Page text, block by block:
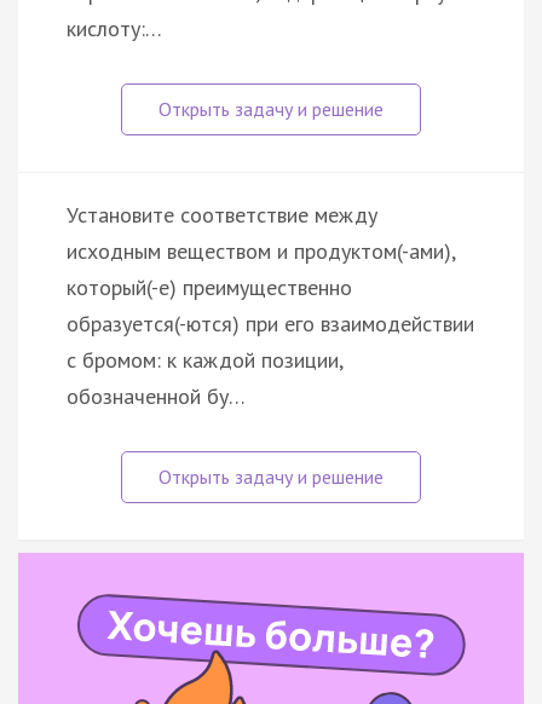
кислоту:…
Установите соответствие между
исходным веществом и продуктом(-ами),
который(-е) преимущественно
образуется(-ются) при его взаимодействии
с бромом: к каждой позиции,
обозначенной бу…